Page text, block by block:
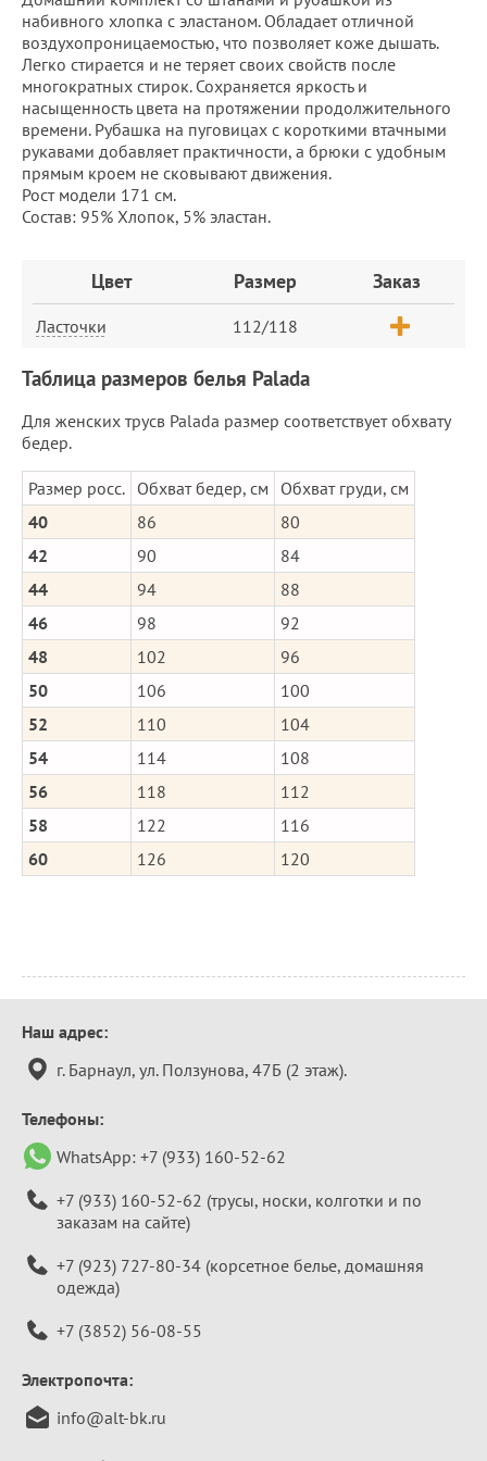
набивного хлопка с эластаном. Обладает отличной
воздухопроницаемостью, что позволяет коже дышать.
Легко стирается и не теряет своих свойств после
многократных стирок. Сохраняется яркость и
насыщенность цвета на протяжении продолжительного
времени. Рубашка на пуговицах с короткими втачными
рукавами добавляет практичности, а брюки с удобным
прямым кроем не сковывают движения.
Рост модели 171 см.
Состав: 95% Хлопок, 5% эластан.
ЗаказЦвет Размер Заказ
Ласточки 112/118
Таблица размеров белья Palada
Для женских трусв Palada размер соответствует обхвату
бедер.
Размер росс. Обхват бедер, см
Обхват груди, см
40
86
80
42
90
84
44
94
88
46
98
92
48
102
96
50
106
100
52
110
104
54
114
108
56
118
112
58
122
116
60
126 120
Контактная
информация
Наш адрес:
г. Барнаул, ул. Ползунова, 47Б (2 этаж).
Телефоны:
WhatsApp: +7 (933) 160-52-62
+7 (933) 160-52-62 (трусы, носки, колготки и по
заказам на сайте)
+7 (923) 727-80-34 (корсетное белье, домашняя
одежда)
+7 (3852) 56-08-55
Электропочта:
info@alt-bk.ru